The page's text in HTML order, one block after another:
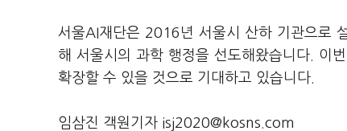
서울AI재단은 2016년 서울시 산하 기관으로
해 서울시의 과학 행정을 선도해왔습니다. 이
확장할 수 있을 것으로 기대하고 있습니다.
임삼진 객원기자 isj2020@kosns.com